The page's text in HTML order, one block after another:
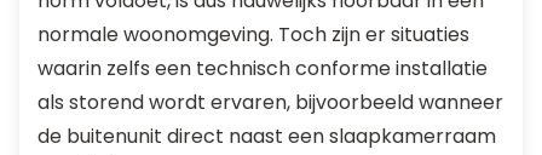
normale woonomgeving. Toch zijn er situaties
waarin zelfs een technisch conforme installatie
als storend wordt ervaren, bijvoorbeeld wanneer
de buitenunit direct naast een slaapkamerraam